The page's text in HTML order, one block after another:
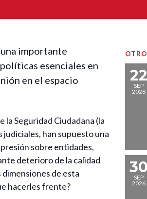
importante
esenciales en
en el espacio
la Seguridad Ciudadana (la
han supuesto una
sobre entidades,
deterioro de la calidad
de esta
hacerles frente?
22
SEP
2026
30
SEP
2026